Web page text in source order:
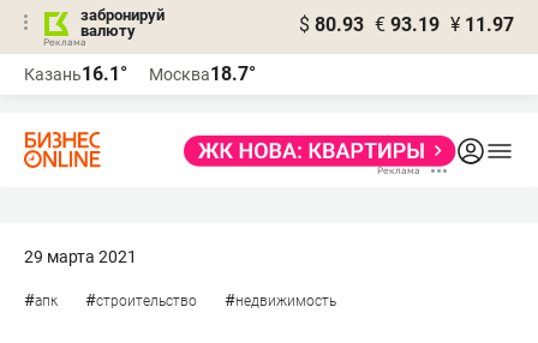
забронируй
валюту
$ 80.93 € 93.19 ¥ 11.97
Казань16.1° Москва18.7°
29 марта 2021
#апк #строительство #недвижимость